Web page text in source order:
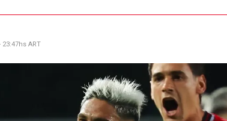
23:47hs ART